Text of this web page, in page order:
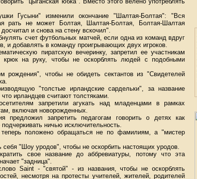
Гусыни" изменили окончание "Шалтая-Болтая": "Вся
рать не может Болтая, Шалтая-Болтая, Болтая-Шалтая
и снова на стену вскочил".
счет футбольных матчей, если одна из команд вдруг
и добавлять в команду проигрывающих двух игроков.
пиратскую вечеринку, запретил ее участникам
крюк на руку, чтобы не оскорблять людей с подобными
рождения", чтобы не обидеть сектантов из "Свидетелей
"толстые ирландские сардельки", за название
ирландцев считают толстяками.
запретили агукать над младенцами в рамках
включая новорожденных.
предложил запретить педагогам говорить о детях как
ничью исключительность.
положено обращаться не по фамилиям, а "мистер
себя "Шоу уродов", чтобы не оскорбить настоящих уродов.
свое название до аббревиатуры, потому что эта
"задница".
Saint - "святой" - из названия, чтобы не оскорблять
несмотря на протесты учителей, жителей, родителей